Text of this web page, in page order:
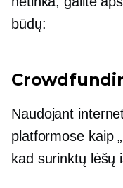
būdų:
Naudojant
platformose kaip
kad surinktų lėšų